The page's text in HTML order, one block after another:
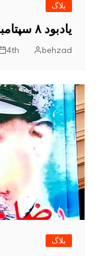
بلاگ
یادبود ۸ سپتامبر و ۷ اکتبر
behzad 4th اکتبر 2025
بلاگ